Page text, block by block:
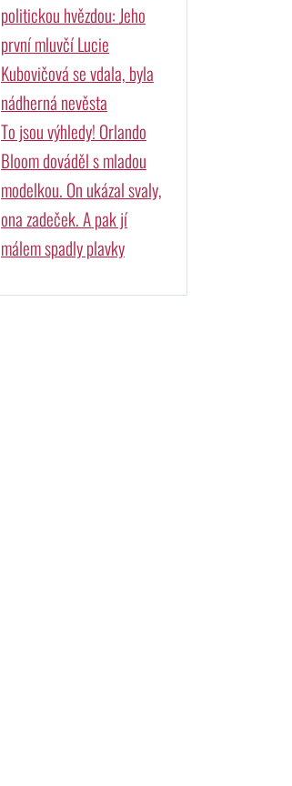
politickou hvězdou: Jeho
první mluvčí Lucie
Kubovičová se vdala, byla
nádherná nevěsta
To jsou výhledy! Orlando
Bloom dováděl s mladou
modelkou. On ukázal svaly,
ona zadeček. A pak jí
málem spadly plavky